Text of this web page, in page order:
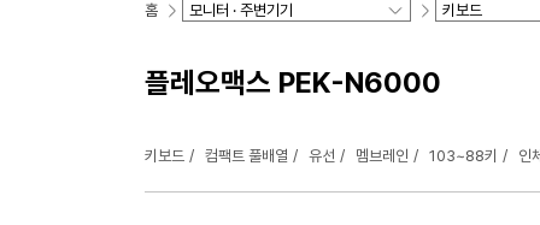
홈
플레오맥스 PEK-N6000
키보드 컴팩트 풀배열 유선 멤브레인 103~88키 인